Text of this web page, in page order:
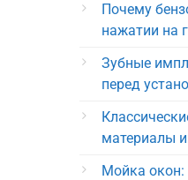
Почему
нажатии на
Зубные
перед
материалы
Мойка окон: